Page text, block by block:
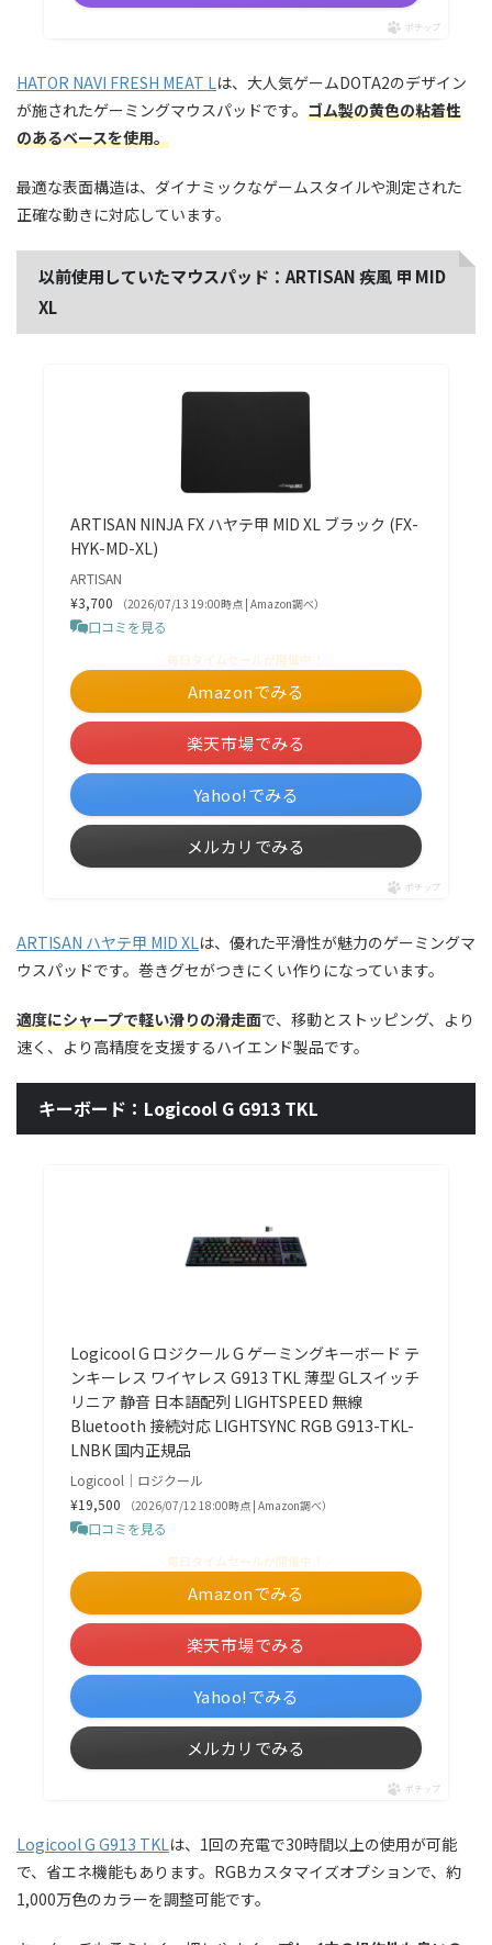
ポチップ
HATOR NAVI FRESH MEAT Lは、大人気ゲームDOTA2のデザイン
が施されたゲーミングマウスパッドです。 ゴム製の黄色の粘着性
のあるベースを使用。
最適な表面構造は、ダイナミックなゲームスタイルや測定された
正確な動きに対応しています。
以前使用していたマウスパッド：ARTISAN 疾風 甲 MID
XL
ARTISAN NINJA FX ハヤテ甲 MID XL ブラック (FX-
HYK-MD-XL)
ARTISAN
¥3,700
（2026/07/13 19:00時点 | Amazon調べ）
口コミを見る
＼毎日タイムセールが開催中！／
Amazonでみる
楽天市場でみる
Yahoo!でみる
メルカリでみる
ポチップ
ARTISAN ハヤテ甲 MID XLは、優れた平滑性が魅力のゲーミングマ
ウスパッドです。巻きグセがつきにくい作りになっています。
適度にシャープで軽い滑りの滑走面で、移動とストッピング、より
速く、より高精度を支援するハイエンド製品です。
キーボード：Logicool G G913 TKL
Logicool G ロジクール G ゲーミングキーボード テ
ンキーレス ワイヤレス G913 TKL 薄型 GLスイッチ
リニア 静音 日本語配列 LIGHTSPEED 無線
Bluetooth 接続対応 LIGHTSYNC RGB G913-TKL-
LNBK 国内正規品
Logicool｜ロジクール
¥19,500
（2026/07/12 18:00時点 | Amazon調べ）
口コミを見る
＼毎日タイムセールが開催中！／
Amazonでみる
楽天市場でみる
Yahoo!でみる
メルカリでみる
ポチップ
Logicool G G913 TKLは、1回の充電で30時間以上の使用が可能
で、省エネ機能もあります。RGBカスタマイズオプションで、約
1,000万色のカラーを調整可能です。